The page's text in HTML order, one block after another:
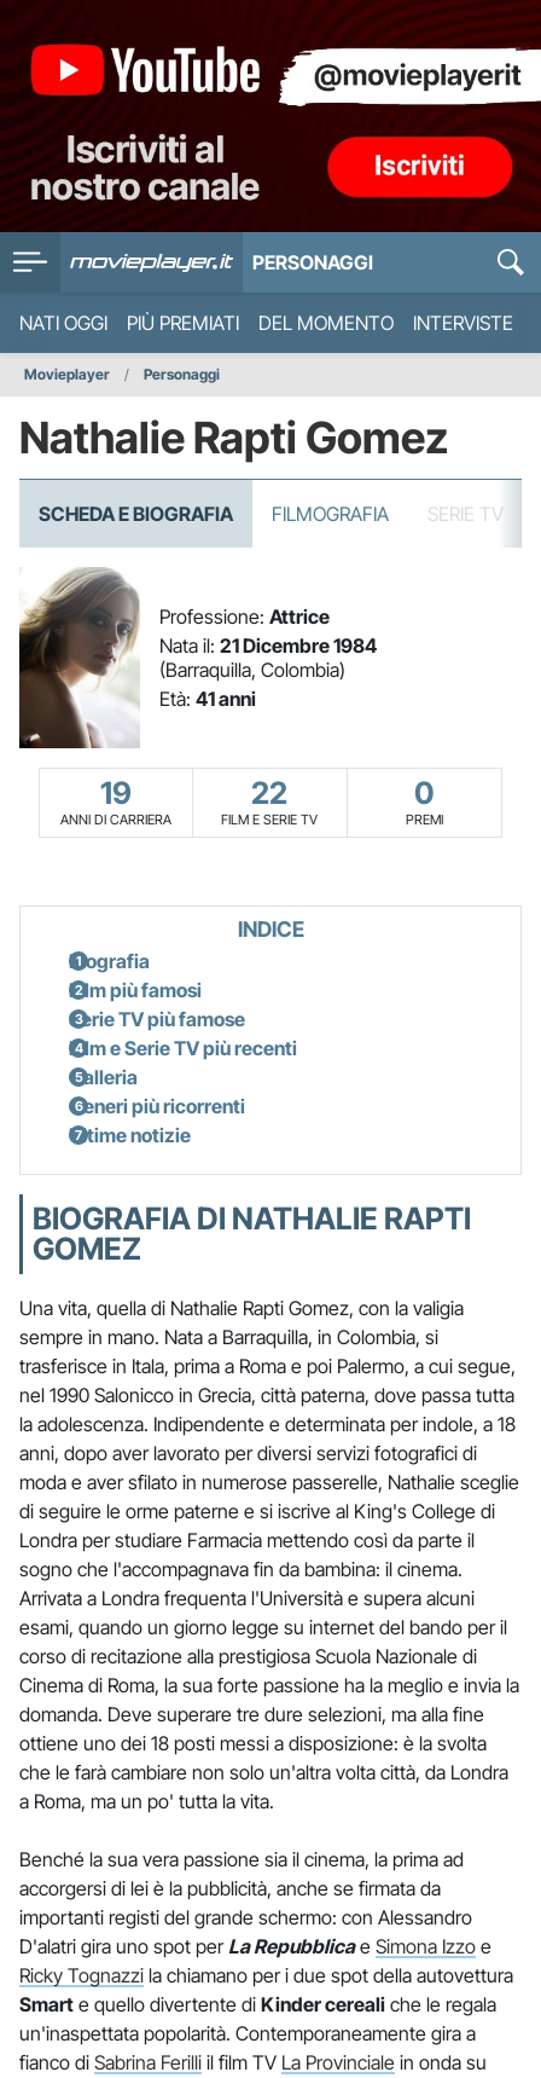
PERSONAGGI
NATI OGGI PIÙ PREMIATI DEL MOMENTO INTERVISTE
Movieplayer Personaggi
Nathalie Rapti Gomez
SCHEDA E BIOGRAFIA FILMOGRAFIA SERIE TV
Professione: Attrice
Nata il: 21 Dicembre 1984
(Barraquilla, Colombia)
Età: 41 anni
19
ANNI DI CARRIERA
22
FILM E SERIE TV
0
PREMI
INDICE
Biografia
Film più famosi
Serie TV più famose
Film e Serie TV più recenti
Galleria
Generi più ricorrenti
Ultime notizie
BIOGRAFIA DI NATHALIE RAPTI
GOMEZ
Una vita, quella di Nathalie Rapti Gomez, con la valigia
sempre in mano. Nata a Barraquilla, in Colombia, si
trasferisce in Itala, prima a Roma e poi Palermo, a cui segue,
nel 1990 Salonicco in Grecia, città paterna, dove passa tutta
la adolescenza. Indipendente e determinata per indole, a 18
anni, dopo aver lavorato per diversi servizi fotografici di
moda e aver sfilato in numerose passerelle, Nathalie sceglie
di seguire le orme paterne e si iscrive al King's College di
Londra per studiare Farmacia mettendo così da parte il
sogno che l'accompagnava fin da bambina: il cinema.
Arrivata a Londra frequenta l'Università e supera alcuni
esami, quando un giorno legge su internet del bando per il
corso di recitazione alla prestigiosa Scuola Nazionale di
Cinema di Roma, la sua forte passione ha la meglio e invia la
domanda. Deve superare tre dure selezioni, ma alla fine
ottiene uno dei 18 posti messi a disposizione: è la svolta
che le farà cambiare non solo un'altra volta città, da Londra
a Roma, ma un po' tutta la vita.
Benché la sua vera passione sia il cinema, la prima ad
accorgersi di lei è la pubblicità, anche se firmata da
importanti registi del grande schermo: con Alessandro
D'alatri gira uno spot perLa Repubblicae Simona Izzo e
Ricky Tognazzi la chiamano per i due spot della autovettura
Smart e quello divertente di Kinder cereali che le regala
un'inaspettata popolarità. Contemporaneamente gira a
fianco di Sabrina Ferilli il film TV La Provinciale in onda su